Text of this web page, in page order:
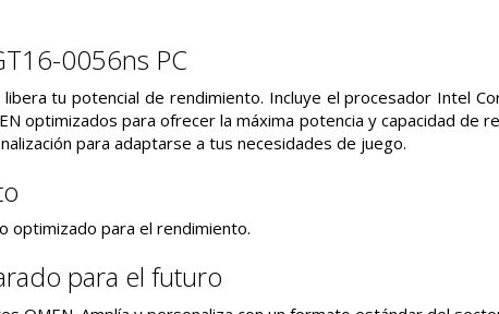
0056ns PC
tu potencial de rendimiento. Incluye el procesador Intel
optimizados para ofrecer la máxima potencia y capacidad de
para adaptarse a tus necesidades de juego.
optimizado para el rendimiento.
para el futuro